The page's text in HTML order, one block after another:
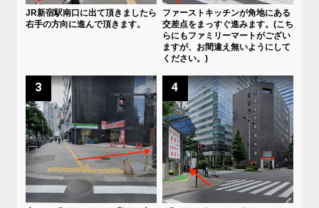
JR新宿駅南口に出て頂きましたら
右手の方向に進んで頂きます。
ファーストキッチンが角地にある
交差点をまっすぐ進みます。(こち
らにもファミリーマートがござい
ますが、お間違え無いようにして
ください。)
3 4